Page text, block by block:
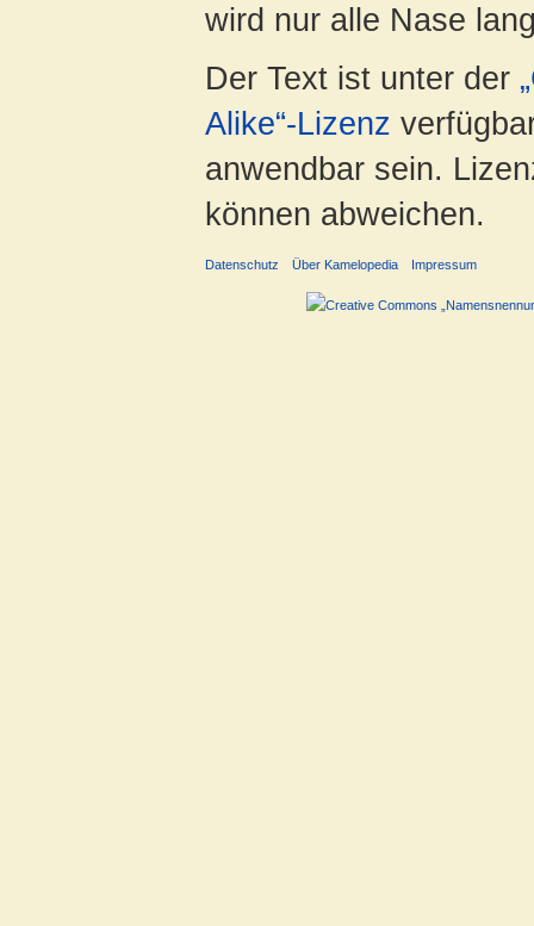
wird nur alle Nase
Der Text ist unter der
Alike“-Lizenz
anwendbar sein.
können abweichen.
Datenschutz Über Kamelopedia Impressum